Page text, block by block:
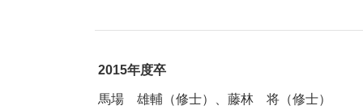
2015年度卒
馬場 雄輔（修士） 、藤林 将（修士）